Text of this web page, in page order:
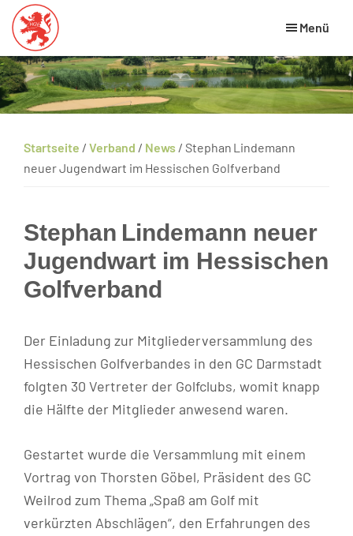
Skip
to
main
content
Zur
Hauptsidebar
springen
Zur
Fußzeile
springen
Hessischer
Golfverband
HGV
Website
Menü
Startseite / Verband / News / Stephan Lindemann
neuer Jugendwart im Hessischen Golfverband
Stephan Lindemann neuer
Jugendwart im Hessischen
Golfverband
Der Einladung zur Mitgliederversammlung des
Hessischen Golfverbandes in den GC Darmstadt
folgten 30 Vertreter der Golfclubs, womit knapp
die Hälfte der Mitglieder anwesend waren.
Gestartet wurde die Versammlung mit einem
Vortrag von Thorsten Göbel, Präsident des GC
Weilrod zum Thema „Spaß am Golf mit
verkürzten Abschlägen“, den Erfahrungen des